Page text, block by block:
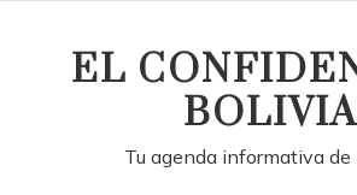
EL
BOLIVIA
Tu agenda informativa de